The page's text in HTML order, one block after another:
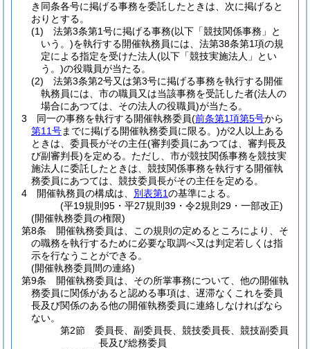
き同条各号に掲げる事務を委託したときは、次に掲げると
おりとする。
(1)
法第3条第1号に掲げる事務(以下「競技関係事務」と
いう。)を執行する開催執務員には、法第38条第1項の規
定による指定を受けた法人(以下「競技実施法人」とい
う。)の役職員が当たる。
(2)
法第3条第2号又は第3号に掲げる事務を執行する開催
執務員には、市の職員又は当該事務を受託した者(法人の
場合にあつては、その法人の役職員)が当たる。
3
同一の事務を執行する開催執務委員(前条第1項第5号から
第11号までに掲げる開催執務委員に限る。)が2人以上ある
ときは、委員長がその主任(審判委員にあつては、審判長及
び副審判長)を定める。 ただし、市が競技関係事務を競技実
施法人に委託したときは、競技関係事務を執行する開催執
務委員にあつては、競技委員長がその主任を定める。
4
開催執務員の構成は、 別表第1の基準による。
(平19規則95・平27規則39・令2規則29・一部改正)
(開催執務委員の権限)
第8条
開催執務委員は、この規則の定めるところにより、そ
の職務を執行するために必要な取調べ又は判定若しくは指
示を行なうことができる。
(開催執務委員間の連絡)
第9条
開催執務委員は、その所掌事務について、他の開催執
務委員に関係があると認める事項は、遅滞なくこれを委員
長及び関係のある他の開催執務委員に連絡しなければなら
ない。
第2節
委員長、副委員長、競技委員長、競技副委員
長及び総務委員